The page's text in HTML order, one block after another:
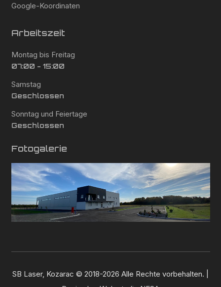
Google-Koordinaten
Arbeitszeit
Montag bis Freitag
07:00 - 15:00
Samstag
Geschlossen
Sonntag und Feiertage
Geschlossen
Fotogalerie
SB Laser, Kozarac © 2018-2026 Alle Rechte vorbehalten. |